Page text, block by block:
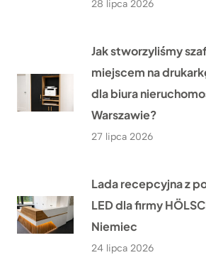
28 lipca 2026
Jak stworzyliśmy
miejscem na
dla biura
Warszawie?
27 lipca 2026
Lada recepcyjna z
LED dla firmy
Niemiec
24 lipca 2026